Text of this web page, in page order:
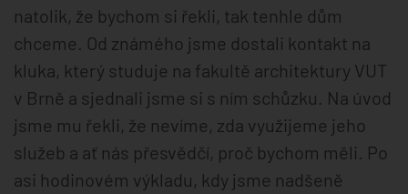
natolik, že bychom si řekli, tak tenhle dům
chceme. Od známého jsme dostali kontakt na
kluka, který studuje na fakultě architektury VUT
v Brně a sjednali jsme si s ním schůzku. Na úvod
jsme mu řekli, že nevíme, zda využijeme jeho
služeb a ať nás přesvědčí, proč bychom měli. Po
asi hodinovém výkladu, kdy jsme nadšeně